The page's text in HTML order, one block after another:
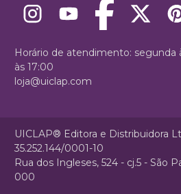
Horário de atendimento: segunda
às 17:00
loja@uiclap.com
UICLAP® Editora e Distribuidora
35.252.144/0001-10
Rua dos Ingleses, 524 - cj.5 - São
000